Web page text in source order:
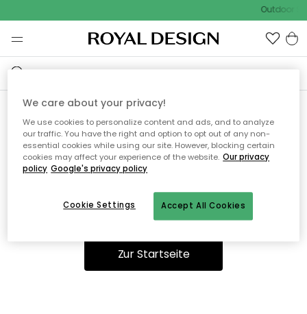
Outdoor
Ooops, die Seite wurde nicht
gefunden.
Sie können auf unserer Startseiteweiter navigieren.
Zur Startseite
We care about your privacy!
We use cookies to personalize content and ads, and to analyze
our traffic. You have the right and option to opt out of any non-
essential cookies while using our site. However, blocking certain
cookies may affect your experience of the website. Our privacy
policy Google's privacy policy
Accept All Cookies
Cookie Settings